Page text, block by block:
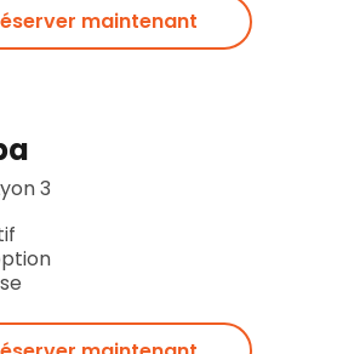
maintenant
3